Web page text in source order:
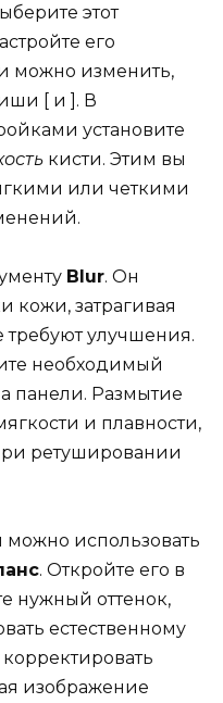
этот
его
можно изменить,
[ и ]. В
установите
кисти. Этим вы
или четкими
Blur. Он
кожи, затрагивая
требуют улучшения.
необходимый
панели. Размытие
и плавности,
ретушировании
использовать
. Откройте его в
нужный оттенок,
естественному
изображение